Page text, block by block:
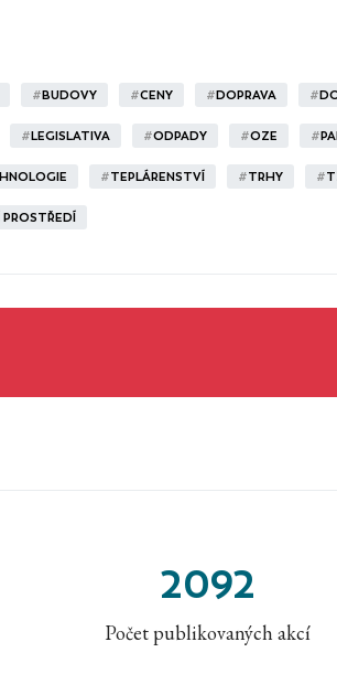
#BUDOVY #CENY #DOPRAVA #
#LEGISLATIVA #ODPADY #OZE #
#TEPLÁRENSTVÍ #TRHY #
2092
Počet publikovaných akcí